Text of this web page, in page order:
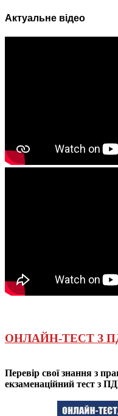
Актуальне відео
ОНЛАЙН-ТЕСТ З
Перевір свої знання з
екзаменаційний тест з